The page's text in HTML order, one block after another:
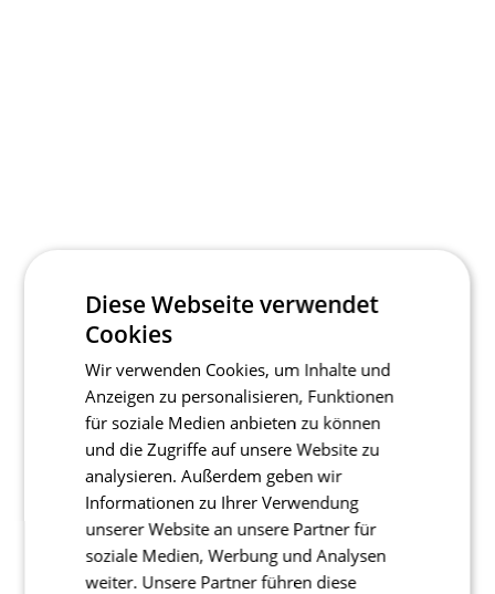
Diese Webseite verwendet
Cookies
Wir verwenden Cookies, um Inhalte und
Anzeigen zu personalisieren, Funktionen
für soziale Medien anbieten zu können
und die Zugriffe auf unsere Website zu
analysieren. Außerdem geben wir
Informationen zu Ihrer Verwendung
unserer Website an unsere Partner für
soziale Medien, Werbung und Analysen
weiter. Unsere Partner führen diese